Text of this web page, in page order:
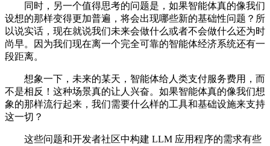
同时，另一个值得思考的问题是，如果智能体真的像我们
设想的那样变得更加普遍，将会出现哪些新的基础性问题？所
以说实话，现在就说我们未来会做什么或者不会做什么还为时
尚早。因为我们现在离一个完全可靠的智能体经济系统还有一
段距离。
想象一下，未来的某天，智能体给人类支付服务费用，而
不是相反！这种场景真的让人兴奋。如果智能体真的像我们想
象的那样流行起来，我们需要什么样的工具和基础设施来支持
这一切？
这些问题和开发者社区中构建 LLM 应用程序的需求有些